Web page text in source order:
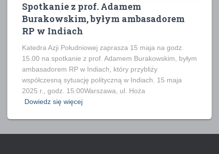
Spotkanie z prof. Adamem
Burakowskim, byłym ambasadorem
RP w Indiach
Katedra Azji Południowej zaprasza 15 maja na godz.
15.00 na spotkanie z prof. Adamem Burakowskim, byłym
ambasadorem RP w Indiach, który przybliży
współczesną sytuację polityczną w Indiach. 15 maja
2025 r., godz. 15:00Warszawa, ul. Hoża
Dowiedz się więcej